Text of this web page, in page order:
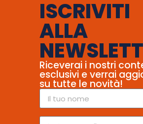
ISCRIVITI
ALLA
Riceverai i nostri
esclusivi e verrai
su tutte le novità!